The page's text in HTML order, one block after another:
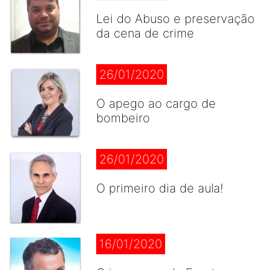
Lei do Abuso e preservação
da cena de crime
26/01/2020
O apego ao cargo de
bombeiro
26/01/2020
O primeiro dia de aula!
16/01/2020